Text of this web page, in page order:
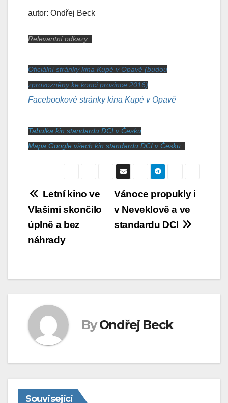
autor: Ondřej Beck
Relevantní odkazy:
Oficiální stránky kina Kupé v Opavě (budou
zprovozněny ke konci prosince 2016)
Facebookové stránky kina Kupé v Opavě
Tabulka kin standardu DCI v Česku
Mapa Google všech kin standardu DCI v Česku
Navigace
pro
příspěvek
Vánoce propukly i
v Neveklově a ve
standardu DCI
Letní kino ve
Vlašimi skončilo
úplně a bez
náhrady
By Ondřej Beck
Související